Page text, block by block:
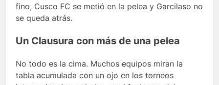
fino, Cusco FC se metió en la pelea y Garcilaso no
se queda atrás.
Un Clausura con más de una pelea
No todo es la cima. Muchos equipos miran la
tabla acumulada con un ojo en los torneos